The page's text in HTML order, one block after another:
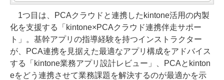
1つ目は、PCAクラウドと連携したkintone活用の内製
化を支援する「kintone×PCAクラウド連携伴走サポー
ト」。基幹アプリの指導経験を持つインストラクター
が、PCA連携を見据えた最適なアプリ構成をアドバイス
する「kintone業務アプリ設計レビュー」、PCAとkinton
eをどう連携させて業務課題を解決するのが最適かを示